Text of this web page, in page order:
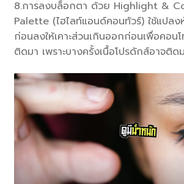
8.การลงบล็อกตา ด้วย Highlight &
Palette (ไฮไลท์แอนด์คอนทัวร์) ใช้แปล
ก่อนลงให้เคาะส่วนเกินออกก่อนเพื่อคอน
ติดมา เพราะบางครั้งเนื้อโปรดักส์อาจติด